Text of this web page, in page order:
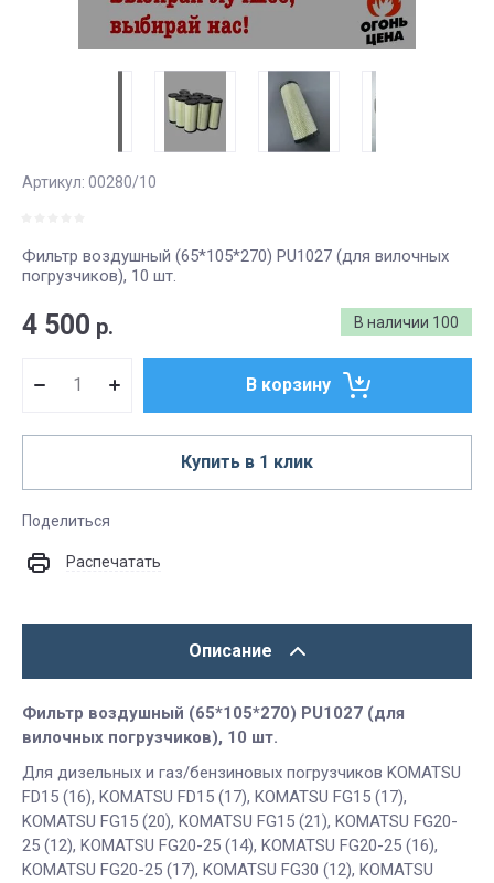
Артикул: 00280/10
Фильтр воздушный (65*105*270) PU1027 (для вилочных
погрузчиков), 10 шт.
В наличии 100
4 500 р.
В корзину
Купить в 1 клик
Поделиться
Распечатать
Описание
Фильтр воздушный (65*105*270) PU1027 (для
вилочных погрузчиков), 10 шт.
Для дизельных и газ/бензиновых погрузчиков KOMATSU
FD15 (16), KOMATSU FD15 (17), KOMATSU FG15 (17),
KOMATSU FG15 (20), KOMATSU FG15 (21), KOMATSU FG20-
25 (12), KOMATSU FG20-25 (14), KOMATSU FG20-25 (16),
KOMATSU FG20-25 (17), KOMATSU FG30 (12), KOMATSU